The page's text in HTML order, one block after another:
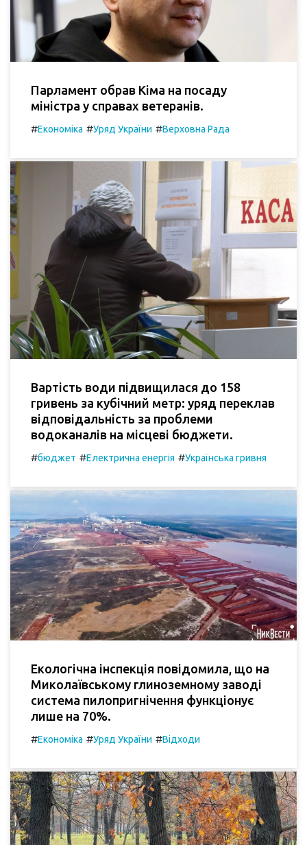
Парламент обрав Кіма на посаду
міністра у справах ветеранів.
#Економіка #Уряд України #Верховна Рада
Вартість води підвищилася до 158
гривень за кубічний метр: уряд переклав
відповідальність за проблеми
водоканалів на місцеві бюджети.
#бюджет #Електрична енергія #Українська гривня
Екологічна інспекція повідомила, що на
Миколаївському глиноземному заводі
система пилопригнічення функціонує
лише на 70%.
#Економіка #Уряд України #Відходи